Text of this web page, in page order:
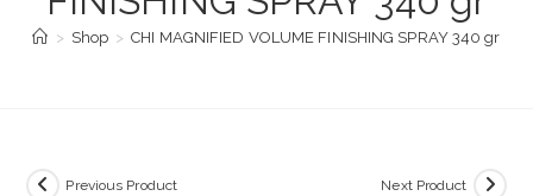
> Shop > CHI MAGNIFIED VOLUME FINISHING SPRAY 340 gr
Previous Product Next Product